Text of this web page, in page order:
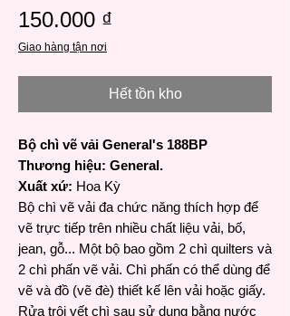
150.000 ₫
Giao hàng tận nơi
Hết tồn kho
Bộ chì vẽ vải General's 188BP
Thương hiệu: General.
Xuất xứ: Hoa Kỳ
Bộ chì vẽ vải đa chức năng thích hợp để
vẽ trực tiếp trên nhiều chất liệu vải, bố,
jean, gỗ... Một bộ bao gồm 2 chì quilters và
2 chì phấn vẽ vải. Chì phấn có thể dùng để
vẽ và đồ (vẽ đè) thiết kế lên vải hoặc giấy.
Rửa trôi vết chì sau sử dụng bằng nước